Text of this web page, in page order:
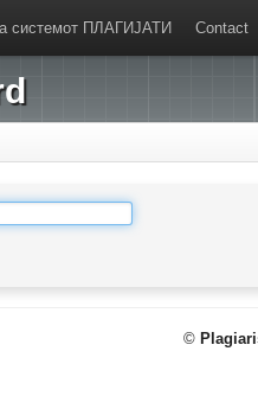
системот ПЛАГИЈАТИ Contact
©